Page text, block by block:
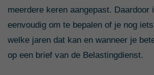
meerdere keren aangepast. Daardoor
eenvoudig om te bepalen of je nog
welke jaren dat kan en wanneer je
op een brief van de Belastingdienst.